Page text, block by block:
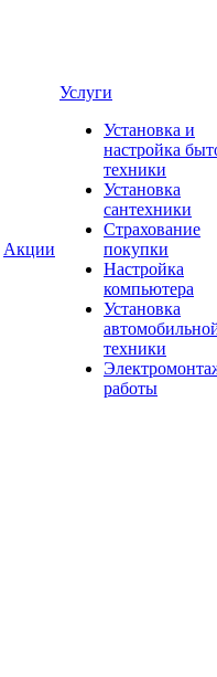
Акции
Услуги
Установка и
настройка
техники
Установка
сантехники
Страхование
покупки
Настройка
компьютера
Установка
техники
работы